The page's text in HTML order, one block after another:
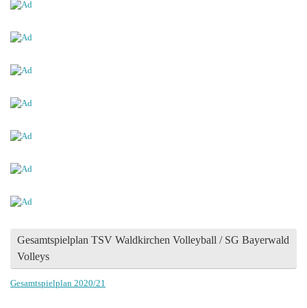
Gesamtspielplan TSV Waldkirchen Volleyball / SG Bayerwald
Volleys
Gesamtspielplan 2020/21